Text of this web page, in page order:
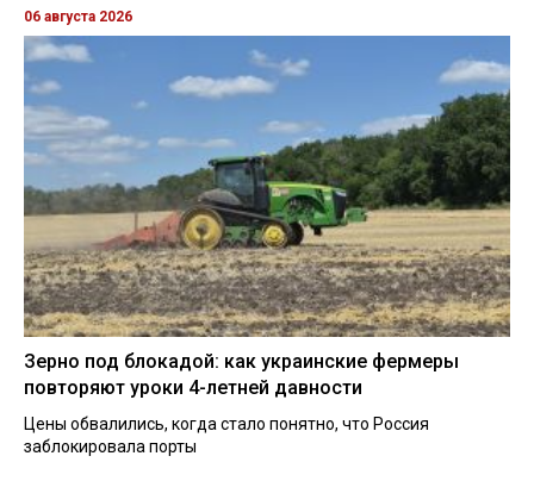
06 августа 2026
Зерно под блокадой: как украинские фермеры
повторяют уроки 4-летней давности
Цены обвалились, когда стало понятно, что Россия
заблокировала порты